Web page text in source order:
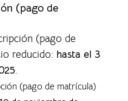
(pago de
(pago de
reducido: hasta el 3
.
(pago de matrícula)